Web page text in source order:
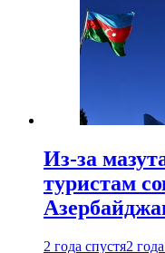
Из-за
туристам
2 года спустя2